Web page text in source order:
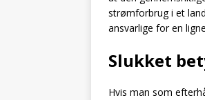
strømforbrug i et
ansvarlige for en
Slukket
Hvis man som